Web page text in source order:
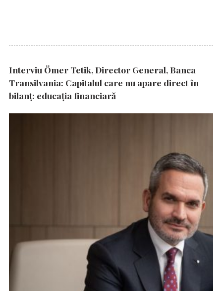
Interviu Ömer Tetik, Director General, Banca
Transilvania: Capitalul care nu apare direct în
bilanț: educația financiară